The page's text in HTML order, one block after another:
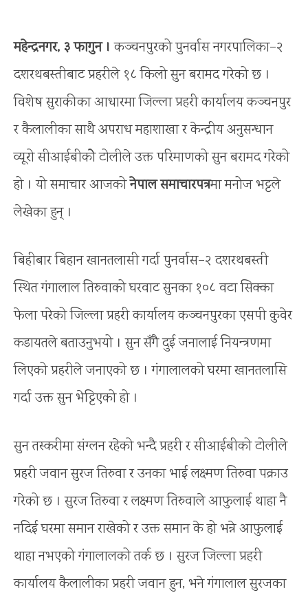
महेन्द्रनगर, ३ फागुन । कञ्चनपुरको पुनर्वास नगरपालिका–२
दशरथबस्तीबाट प्रहरीले १८ किलो सुन बरामद गरेको छ ।
विशेष सुराकीका आधारमा जिल्ला प्रहरी कार्यालय कञ्चनपुर
र कैलालीका साथै अपराध महाशाखा र केन्द्रीय अनुसन्धान
व्यूरो सीआईबीकोे टोलीले उक्त परिमाणको सुन बरामद गरेको
हो । यो समाचार आजकोनेपाल समाचारपत्रमा मनोज भट्टले
लेखेका हुन् ।
बिहीबार बिहान खानतलासी गर्दा पुनर्वास–२ दशरथबस्ती
स्थित गंगालाल तिरुवाको घरवाट सुनका १०८ वटा सिक्का
फेला परेको जिल्ला प्रहरी कार्यालय कञ्चनपुरका एसपी कुवेर
कडायतले बताउनुभयो । सुन सँगै दुई जनालाई नियन्त्रणमा
लिएको प्रहरीले जनाएको छ । गंगालालको घरमा खानतलासि
गर्दा उक्त सुन भेट्टिएको हो ।
सुन तस्करीमा संग्लन रहेको भन्दै प्रहरी र सीआईबीको टोलीले
प्रहरी जवान सुरज तिरुवा र उनका भाई लक्ष्मण तिरुवा पक्राउ
गरेको छ । सुरज तिरुवा र लक्ष्मण तिरुवाले आफुलाई थाहा नै
नदिई घरमा समान राखेको र उक्त समान के हो भन्ने आफुलाई
थाहा नभएको गंगालालको तर्क छ । सुरज जिल्ला प्रहरी
कार्यालय कैलालीका प्रहरी जवान हुन, भने गंगालाल सुरजका